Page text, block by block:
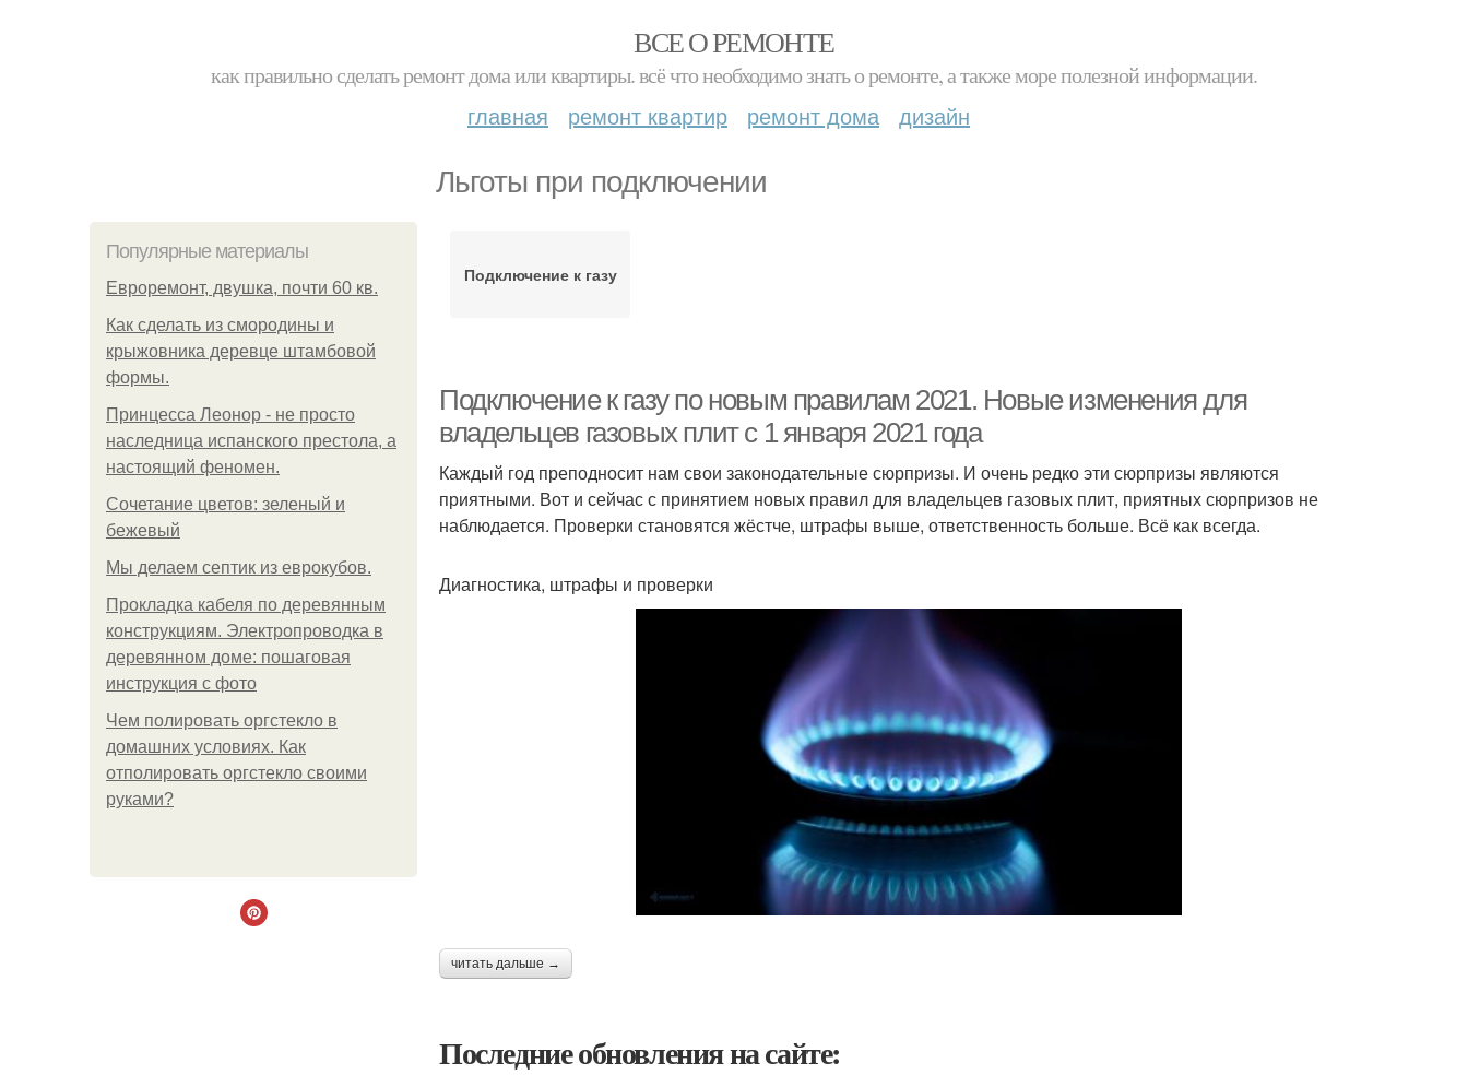
ВСЕ О РЕМОНТЕ
как правильно сделать ремонт дома или квартиры. всё что необходимо знать о ремонте, а также море полезной информации.
главная ремонт квартир ремонт дома дизайн
Льготы при подключении
Популярные материалы
Евроремонт, двушка, почти 60 кв.
Как сделать из смородины и
крыжовника деревце штамбовой
формы.
Принцесса Леонор - не просто
наследница испанского престола, а
настоящий феномен.
Сочетание цветов: зеленый и
бежевый
Мы делаем септик из еврокубов.
Прокладка кабеля по деревянным
конструкциям. Электропроводка в
деревянном доме: пошаговая
инструкция с фото
Чем полировать оргстекло в
домашних условиях. Как
отполировать оргстекло своими
руками?
Подключение к газу
Подключение к газу по новым правилам 2021. Новые изменения для
владельцев газовых плит с 1 января 2021 года
Каждый год преподносит нам свои законодательные сюрпризы. И очень редко эти сюрпризы являются
приятными. Вот и сейчас с принятием новых правил для владельцев газовых плит, приятных сюрпризов не
наблюдается. Проверки становятся жёстче, штрафы выше, ответственность больше. Всё как всегда.
Диагностика, штрафы и проверки
читать дальше →
Последние обновления на сайте: